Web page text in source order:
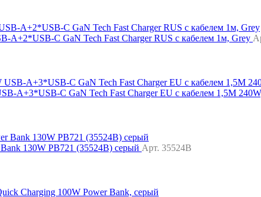
A+2*USB-C GaN Tech Fast Charger RUS с кабелем 1м, Grey
A+3*USB-C GaN Tech Fast Charger EU с кабелем 1,5M
130W PB721 (35524B) серый Арт. 35524B